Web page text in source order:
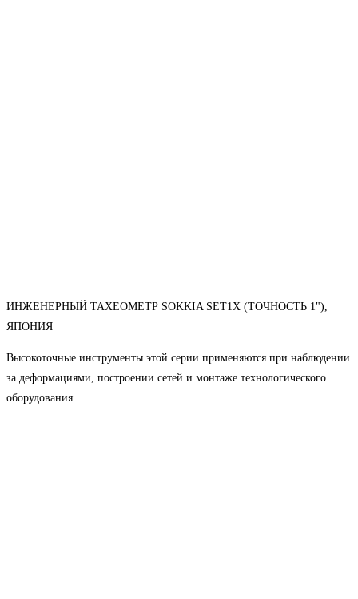
ИНЖЕНЕРНЫЙ ТАХЕОМЕТР SOKKIA SET1X (ТОЧНОСТЬ 1"),
ЯПОНИЯ
Высокоточные инструменты этой серии применяются при наблюдении
за деформациями, построении сетей и монтаже технологического
оборудования.